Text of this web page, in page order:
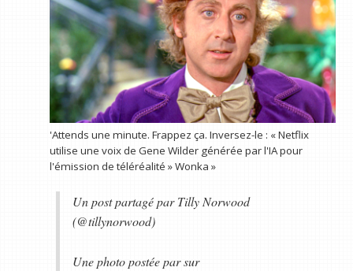
'Attends une minute. Frappez ça. Inversez-le : « Netflix
utilise une voix de Gene Wilder générée par l'IA pour
l'émission de téléréalité » Wonka »
Un post partagé par Tilly Norwood
(@tillynorwood)
Une photo postée par sur